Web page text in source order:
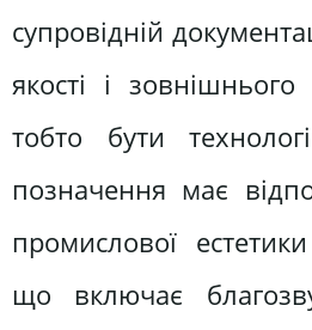
супровідній
якості і
тобто бути
позначення має
промислової
що включає